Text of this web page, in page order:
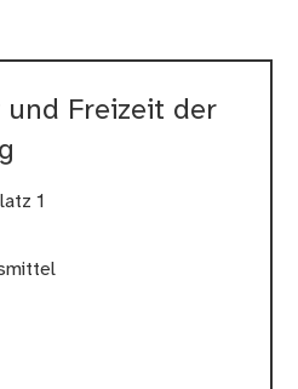
Freizeit der
1